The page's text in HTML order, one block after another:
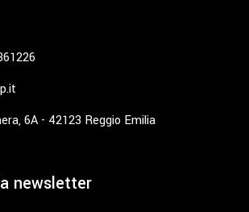
6A - 42123 Reggio Emilia
newsletter